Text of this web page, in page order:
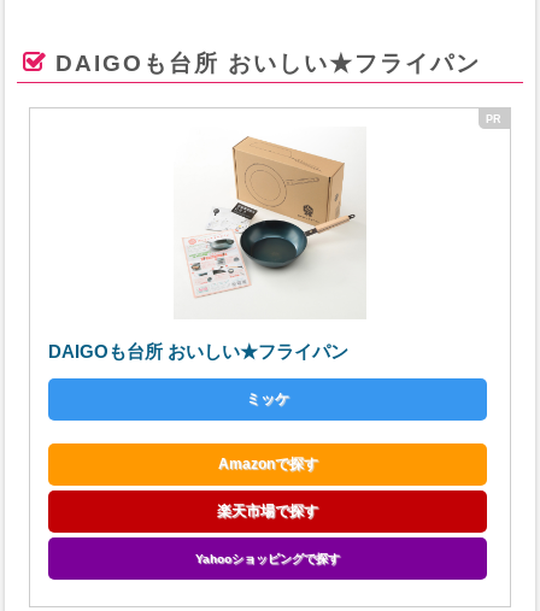
DAIGOも台所 おいしい★フライパン
DAIGOも台所 おいしい★フライパン
ミッケ
Amazonで探す
楽天市場で探す
Yahooショッピングで探す